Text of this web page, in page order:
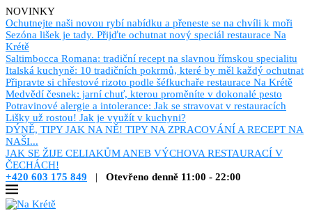
NOVINKY
Ochutnejte naši novou rybí nabídku a přeneste se na chvíli k moři
Sezóna lišek je tady. Přijďte ochutnat nový speciál restaurace Na
Krétě
Saltimbocca Romana: tradiční recept na slavnou římskou specialitu
Italská kuchyně: 10 tradičních pokrmů, které by měl každý ochutnat
Připravte si chřestové rizoto podle šéfkuchaře restaurace Na Krétě
Medvědí česnek: jarní chuť, kterou proměníte v dokonalé pesto
Potravinové alergie a intolerance: Jak se stravovat v restauracích
Lišky už rostou! Jak je využít v kuchyni?
DÝNĚ, TIPY JAK NA NĚ! TIPY NA ZPRACOVÁNÍ A RECEPT NA
NAŠI...
JAK SE ŽIJE CELIAKŮM ANEB VÝCHOVA RESTAURACÍ V
ČECHÁCH!
+420 603 175 849
| Otevřeno denně 11:00 - 22:00